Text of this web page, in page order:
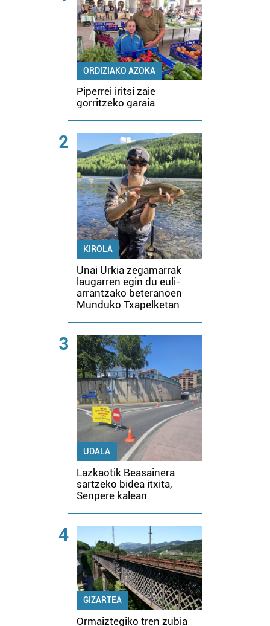
ORDIZIAKO AZOKA
Piperrei iritsi zaie
gorritzeko garaia
2
KIROLA
Unai Urkia zegamarrak
laugarren egin du euli-
arrantzako beteranoen
Munduko Txapelketan
3
UDALA
Lazkaotik Beasainera
sartzeko bidea itxita,
Senpere kalean
4
GIZARTEA
Ormaiztegiko tren zubia